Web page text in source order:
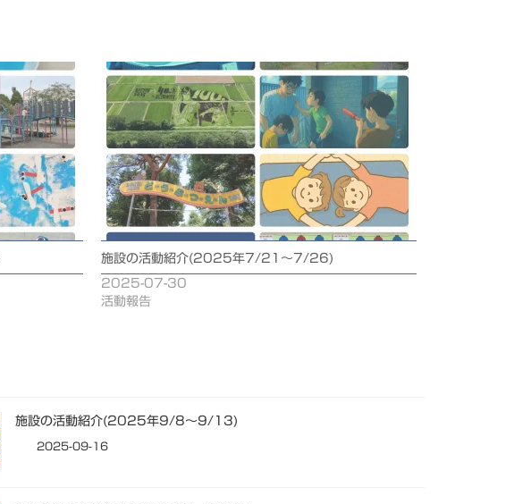
施設の活動紹介(2025年7/21～7/26)
2025-07-30
活動報告
施設の活動紹介(2025年9/8～9/13)
2025-09-16